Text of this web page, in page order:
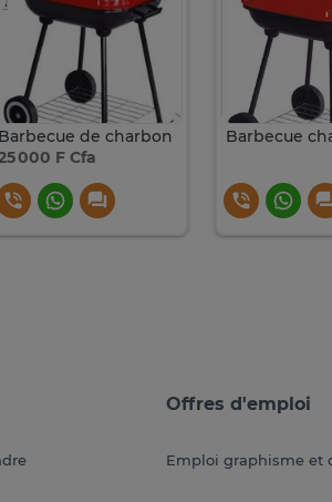
Barbecue de charbon
000 F Cfa
Offres d'emploi
Emploi graphisme et